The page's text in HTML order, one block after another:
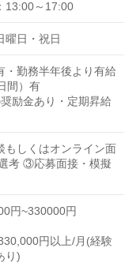
13:00～17:00
曜日・祝日
・勤務半年後より有給
間）有
励金あり・定期昇給
しくはオンライン面
考 ③応募面接・模擬
円~330000円
円以上/月(経験
り)